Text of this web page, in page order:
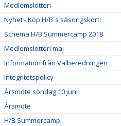
Medlemslotteri
Nyhet - Köp H/B´s säsongskort!
Schema H/B Summercamp 2018
Medlemslotteri maj
Information från Valberedningen
Integritetspolicy
Årsmöte söndag 10 juni
Årsmöte
H/B Summercamp